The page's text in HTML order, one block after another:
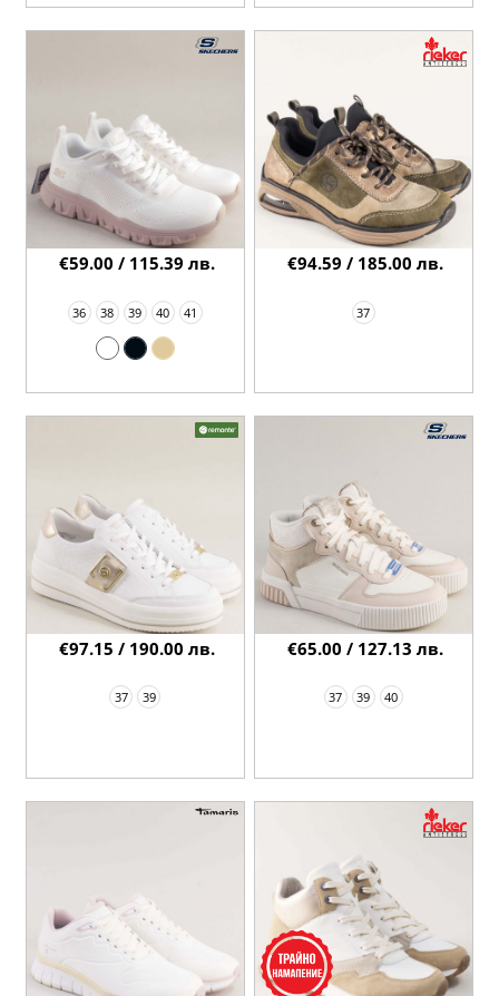
36 38 39 40 41
€59.00 / 115.39 лв.
37
€94.59 / 185.00 лв.
37 39
€97.15 / 190.00 лв.
37 39 40
€65.00 / 127.13 лв.